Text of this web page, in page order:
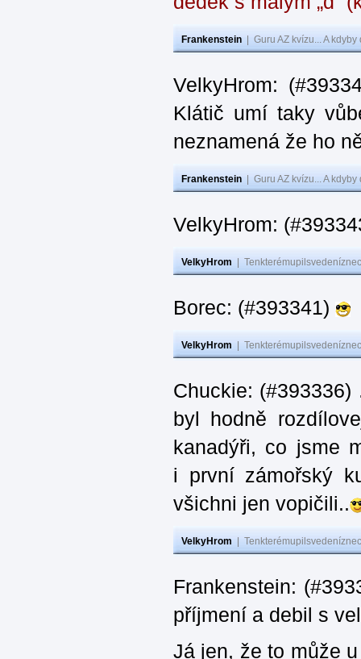
Frankenstein Guru AZ kvízu... A
VelkyHrom:
Klátič umí taky
neznamená že ho
Frankenstein Guru AZ kvízu... A
VelkyHrom:
VelkyHrom
Borec: (#393341)
VelkyHrom
Chuckie:
byl hodně
kanadýři, co jsme
i první zámořský
všichni jen vopičili..
VelkyHrom
Frankenstein:
příjmení a debil s
Já jen, že to může